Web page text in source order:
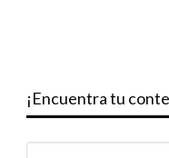
¡Encuentra tu